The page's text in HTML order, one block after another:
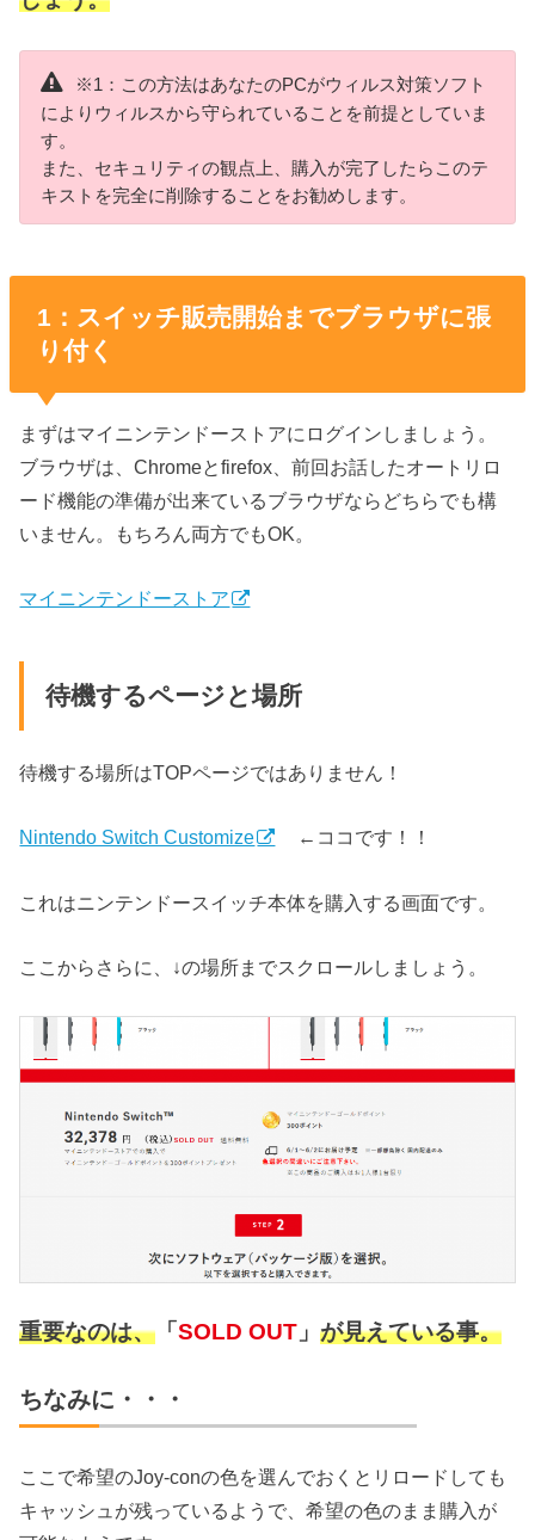
※1：この方法はあなたのPCがウィルス対策ソフト
によりウィルスから守られていることを前提としていま
す。
また、セキュリティの観点上、購入が完了したらこのテ
キストを完全に削除することをお勧めします。
1：スイッチ販売開始までブラウザに張
り付く
まずはマイニンテンドーストアにログインしましょう。
ブラウザは、Chromeとfirefox、前回お話したオートリロ
ード機能の準備が出来ているブラウザならどちらでも構
いません。もちろん両方でもOK。
マイニンテンドーストア
待機するページと場所
待機する場所はTOPページではありません！
Nintendo Switch Customize ←ココです！！
これはニンテンドースイッチ本体を購入する画面です。
ここからさらに、↓の場所までスクロールしましょう。
重要なのは、 「SOLD OUT 」が見えている事。
ちなみに・・・
ここで希望のJoy-conの色を選んでおくとリロードしても
キャッシュが残っているようで、希望の色のまま購入が